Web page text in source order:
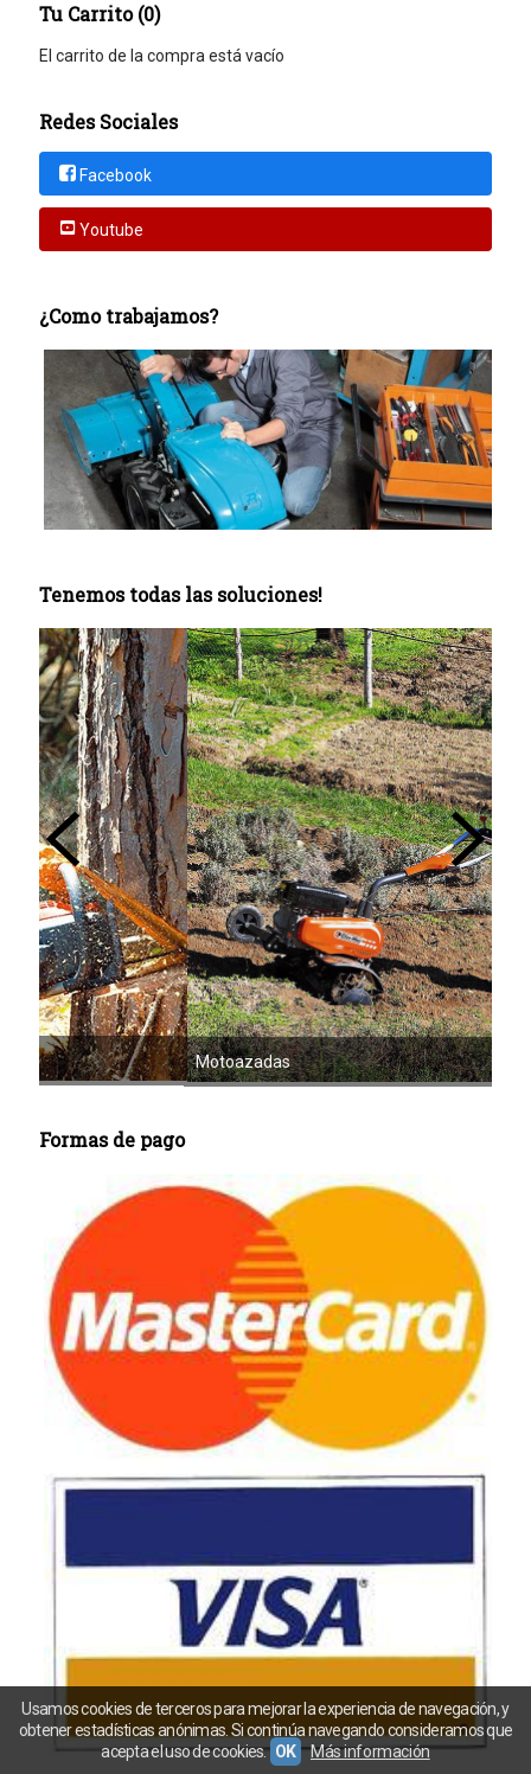
Tu Carrito (0)
El carrito de la compra está vacío
Redes Sociales
Facebook
Youtube
¿Como trabajamos?
Tenemos todas las soluciones!
Motoazadas
Formas de pago
Usamos cookies de terceros para mejorar la experiencia de navegación, y
obtener estadísticas anónimas. Si continúa navegando consideramos que
acepta el uso de cookies. OK Más información